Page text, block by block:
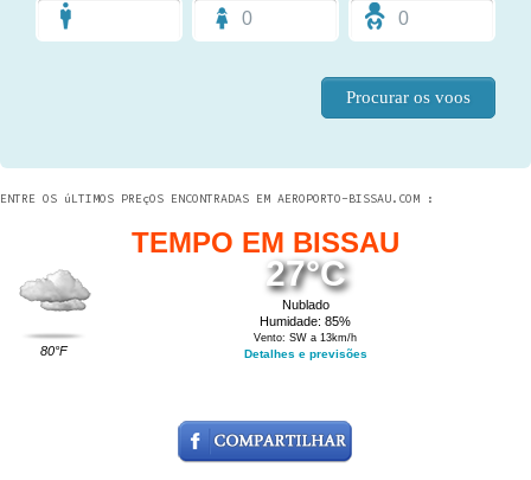
ENTRE OS úLTIMOS PREçOS ENCONTRADAS EM AEROPORTO-BISSAU.COM :
TEMPO EM BISSAU
80°F
27°C
Nublado
Humidade: 85%
Vento: SW a 13km/h
Detalhes e previsões